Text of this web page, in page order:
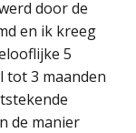
door de
en ik kreeg
5
tot 3 maanden
de manier